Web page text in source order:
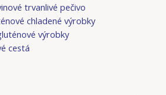
trvanlivé pečivo
chladené výrobky
výrobky
cestá